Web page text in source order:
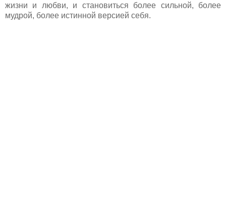
жизни и любви, и становиться более сильной, более
мудрой, более истинной версией себя.